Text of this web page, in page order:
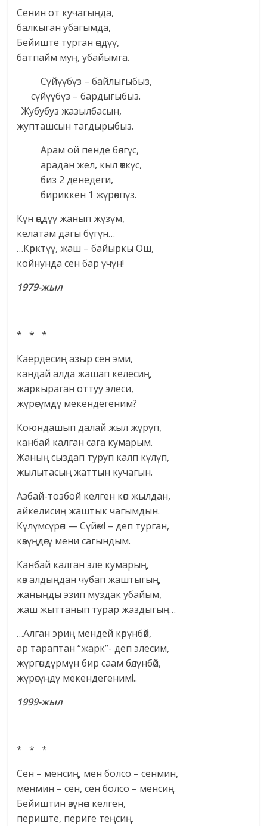
Сенин от кучагыңда,
балкыган убагымда,
Бейиште турган өңдүү,
батпайм муң, убайымга.
Сүйүүбүз – байлыгыбыз,
сүйүүбүз – бардыгыбыз.
Жубубуз жазылбасын,
жупташсын тагдырыбыз.
Арам ой пенде бөлгүс,
арадан жел, кыл өткүс,
биз 2 денедеги,
бириккен 1 жүрөкпүз.
Күн өңдүү жанып жүзүм,
келатам дагы бүгүн…
…Көрктүү, жаш – байыркы Ош,
койнунда сен бар үчүн!
1979-жыл
* * *
Каердесиң азыр сен эми,
кандай алда жашап келесиң,
жаркыраган оттуу элеси,
жүрөгүмдү мекендегеним?
Коюндашып далай жыл жүрүп,
канбай калган сага кумарым.
Жаның сыздап туруп калп күлүп,
жылытасың жаттын кучагын.
Азбай-тозбой келген көп жылдан,
айкелисиң жаштык чагымдын.
Күлүмсүрөп — Сүйөм! – деп турган,
көзүңдөгү мени сагындым.
Канбай калган эле кумарың,
көз алдыңдан чубап жаштыгың,
жаныңды эзип муздак убайым,
жаш жыттанып турар жаздыгың…
…Алган эриң мендей көрүнбөй,
ар тараптан “жарк”- деп элесим,
жүргөндүрмүн бир саам бөлүнбөй,
жүрөгүңдү мекендегеним!..
1999-жыл
* * *
Сен – менсиң, мен болсо – сенмин,
менмин – сен, сен болсо – менсиң.
Бейиштин өзүнөн келген,
периште, периге теңсиң.